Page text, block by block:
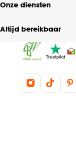
Onze diensten
Altijd bereikbaar